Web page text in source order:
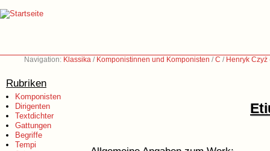
Navigation: Klassika / Komponistinnen und Komponisten /C / Henryk
Rubriken
Komponisten
Dirigenten
Textdichter
Gattungen
Begriffe
Tempi